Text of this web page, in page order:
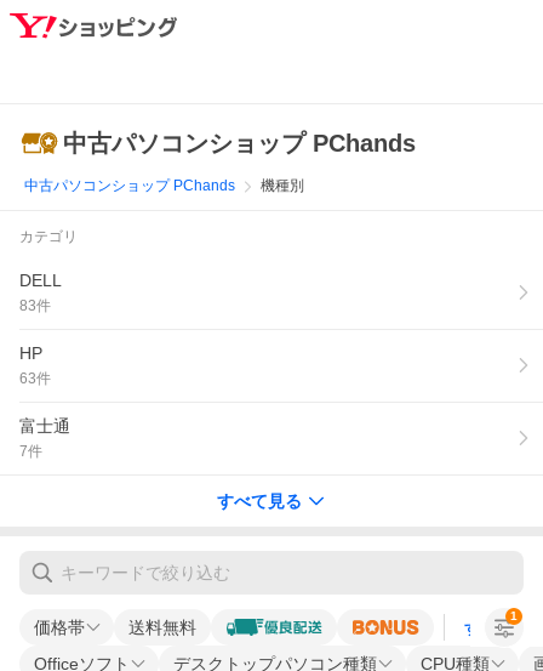
中古パソコンショップ PChands
中古パソコンショップ PChands 機種別
カテゴリ
DELL
83件
HP
63件
富士通
7件
すべて見る
価格帯 送料無料 すべての条
Officeソフト デスクトップパソコン種類 CPU種類
1